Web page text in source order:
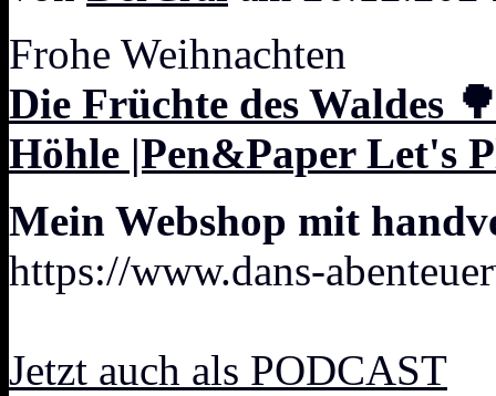
Frohe Weihnachten
Die Früchte des Waldes
Höhle |Pen&Paper Let's
Mein Webshop mit
https://www.dans-
Jetzt auch als PODCAST